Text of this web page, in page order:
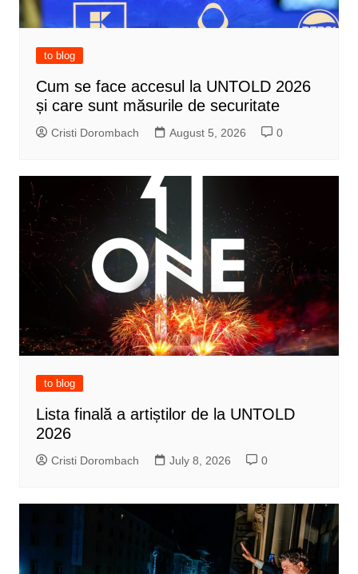
to blog
Cum se face accesul la UNTOLD 2026
și care sunt măsurile de securitate
Cristi Dorombach August 5, 2026 0
to blog
Lista finală a artiștilor de la UNTOLD
2026
Cristi Dorombach July 8, 2026 0